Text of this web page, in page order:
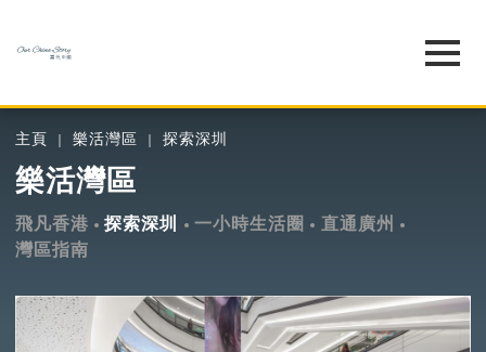
主頁 樂活灣區 探索深圳
樂活灣區
飛凡香港 探索深圳 一小時生活圈
直通廣州
灣區指南